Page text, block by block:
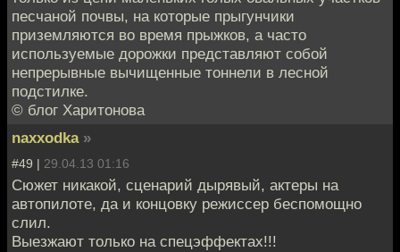
песчаной почвы, на которые прыгунчики
приземляются во время прыжков, а часто
используемые дорожки представляют собой
непрерывные вычищенные тоннели в лесной
подстилке.
© блог Харитонова
naxxodka »
#49 | 29.04.13 01:16
Сюжет никакой, сценарий дырявый, актеры на
автопилоте, да и концовку режиссер беспомощно
слил.
Выезжают только на спецэффектах!!!